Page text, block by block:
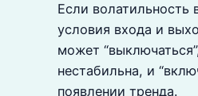
Если
условия входа и
может
нестабильна, и
появлении тренда.